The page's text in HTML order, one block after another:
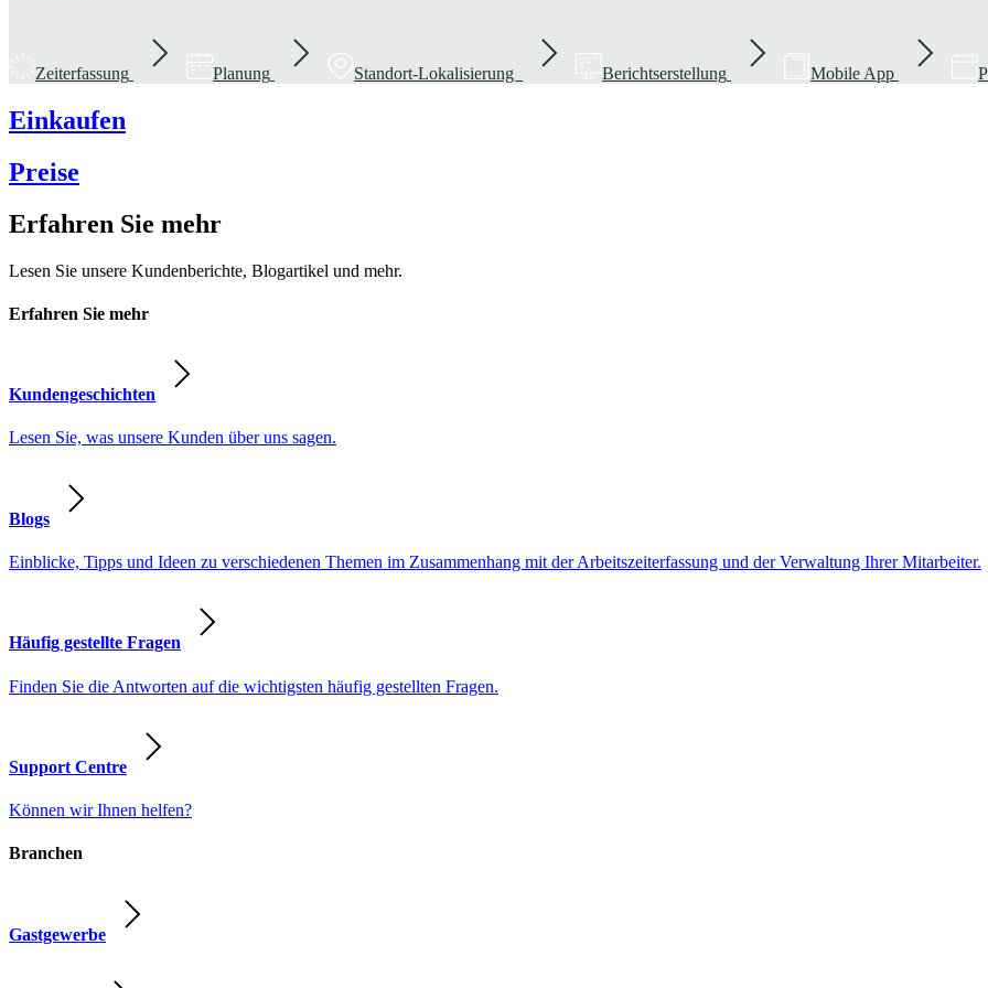
Zeiterfassung Planung Standort-Lokalisierung Berichtserstellung Mobile App
Einkaufen
Preise
Erfahren Sie mehr
Lesen Sie unsere Kundenberichte, Blogartikel und mehr.
Erfahren Sie mehr
Kundengeschichten
Lesen Sie, was unsere Kunden über uns sagen.
Blogs
Einblicke, Tipps und Ideen zu verschiedenen Themen im Zusammenhang mit der Arbeitszeiterfassung und der Verwaltung Ihrer Mitarbeiter.
Häufig gestellte Fragen
Finden Sie die Antworten auf die wichtigsten häufig gestellten Fragen.
Support Centre
Können wir Ihnen helfen?
Branchen
Gastgewerbe